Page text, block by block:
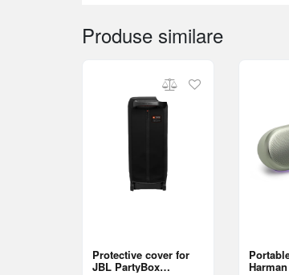
Produse similare
Protective cover for
JBL PartyBox